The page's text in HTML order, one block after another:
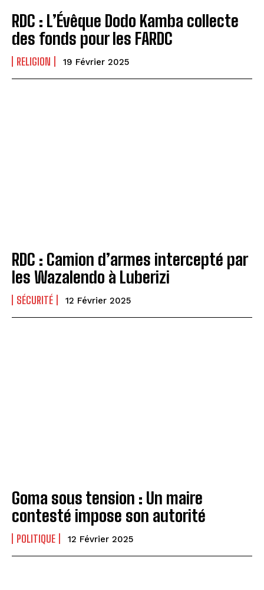
RDC : L’Évêque Dodo Kamba collecte
des fonds pour les FARDC
RELIGION 19 Février 2025
RDC : Camion d’armes intercepté par
les Wazalendo à Luberizi
SÉCURITÉ 12 Février 2025
Goma sous tension : Un maire
contesté impose son autorité
POLITIQUE 12 Février 2025